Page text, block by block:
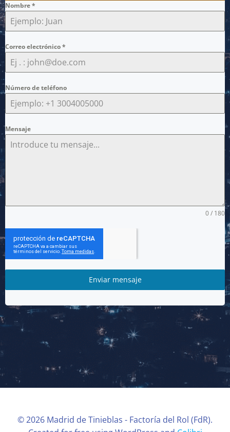
Nombre*
Correo electrónico*
Número de teléfono
Mensaje
0 / 180
Enviar mensaje
© 2026 Madrid de Tinieblas - Factoría del Rol (FdR).